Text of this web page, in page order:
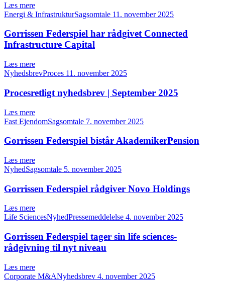
Læs mere
Energi & InfrastrukturSagsomtale 11. november 2025
Gorrissen Federspiel har rådgivet Connected
Infrastructure Capital
Læs mere
NyhedsbrevProces 11. november 2025
Procesretligt nyhedsbrev | September 2025
Læs mere
Fast EjendomSagsomtale 7. november 2025
Gorrissen Federspiel bistår AkademikerPension
Læs mere
NyhedSagsomtale 5. november 2025
Gorrissen Federspiel rådgiver Novo Holdings
Læs mere
Life SciencesNyhedPressemeddelelse 4. november 2025
Gorrissen Federspiel tager sin life sciences-
rådgivning til nyt niveau
Læs mere
Corporate M&ANyhedsbrev 4. november 2025